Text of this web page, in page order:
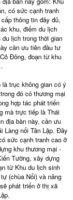
có sức cạnh tranh
thông tin đầy đủ,
khu, điểm du lịch
lịch trong thời gian
cần ưu tiên đầu tư
Đông, đoạn từ khu
trục không gian có ý
đó có thương mại
hợp tác phát triển
mà trực tiếp là Thái
địa bàn này, cần ưu
Làng nổi Tân Lập. Đây
sức cạnh tranh cao ở
khu thương mại -
Tường, xây dựng
từ Khu du lịch sinh
(chùa Nổi) và nâng
phát triển ở thị xã